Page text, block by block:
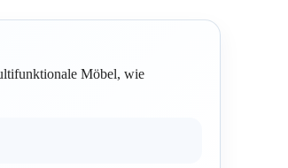
Möbel, wie